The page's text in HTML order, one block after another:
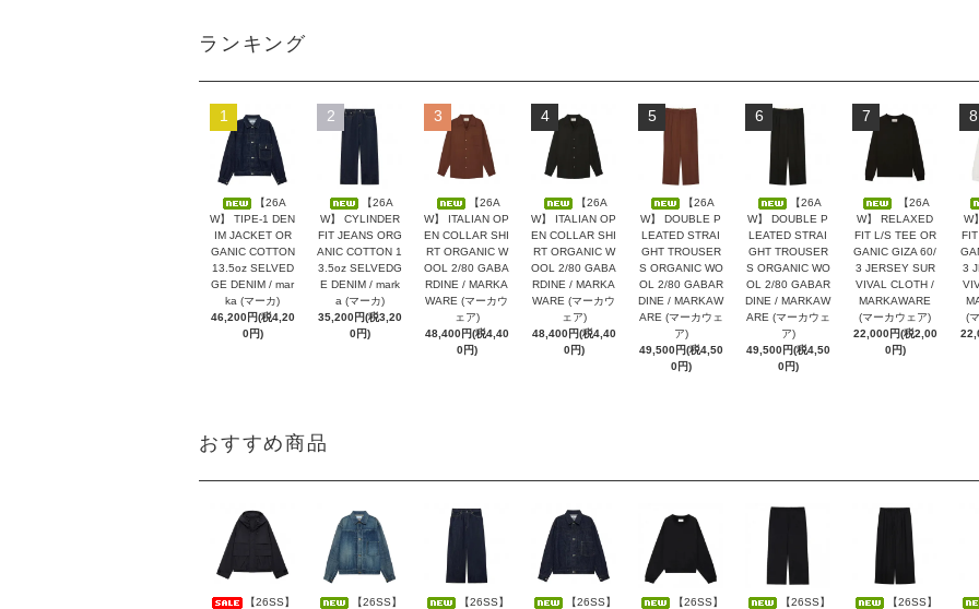
ランキング
1
【26A
W】 TIPE-1 DEN
IM JACKET OR
GANIC COTTON
13.5oz SELVED
GE DENIM / mar
ka (マーカ)
46,200円(税4,20
0円)
2
【26A
W】 CYLINDER
FIT JEANS ORG
ANIC COTTON 1
3.5oz SELVEDG
E DENIM / mark
a (マーカ)
35,200円(税3,20
0円)
3
【26A
W】 ITALIAN OP
EN COLLAR SHI
RT ORGANIC W
OOL 2/80 GABA
RDINE / MARKA
WARE (マーカウ
ェア)
48,400円(税4,40
0円)
4
【26A
W】 ITALIAN OP
EN COLLAR SHI
RT ORGANIC W
OOL 2/80 GABA
RDINE / MARKA
WARE (マーカウ
ェア)
48,400円(税4,40
0円)
5
【26A
W】 DOUBLE P
LEATED STRAI
GHT TROUSER
S ORGANIC WO
OL 2/80 GABAR
DINE / MARKAW
ARE (マーカウェ
ア)
49,500円(税4,50
0円)
6
【26A
W】 DOUBLE P
LEATED STRAI
GHT TROUSER
S ORGANIC WO
OL 2/80 GABAR
DINE / MARKAW
ARE (マーカウェ
ア)
49,500円(税4,50
0円)
7
【26A
W】 RELAXED
FIT L/S TEE OR
GANIC GIZA 60/
3 JERSEY SUR
VIVAL CLOTH /
MARKAWARE
(マーカウェア)
22,000円(税2,00
0円)
8
W
3
(
おすすめ商品
【26SS】
【26SS】
【26SS】
【26SS】
【26SS】
【26SS】
【26SS】